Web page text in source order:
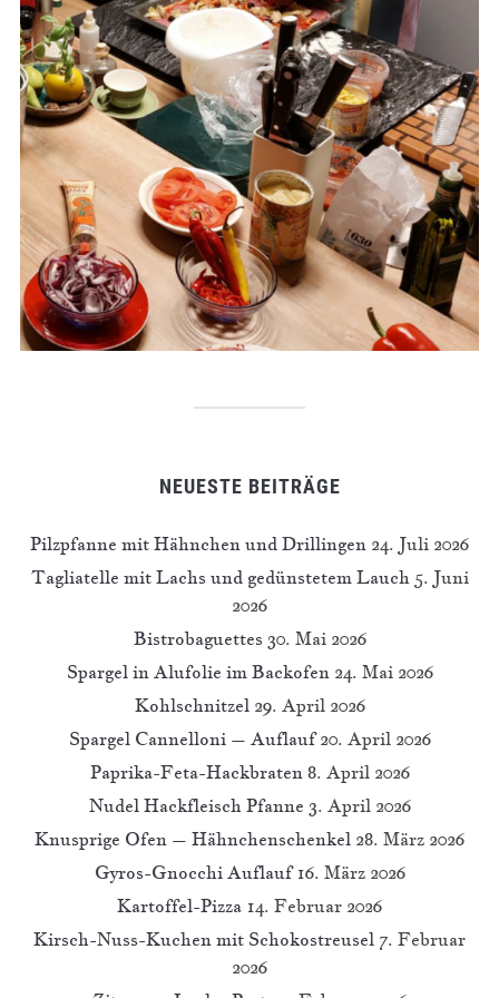
NEUESTE BEITRÄGE
Pilzpfanne mit Hähnchen und Drillingen 24. Juli 2026
Tagliatelle mit Lachs und gedünstetem Lauch 5. Juni
2026
Bistrobaguettes 30. Mai 2026
Spargel in Alufolie im Backofen 24. Mai 2026
Kohlschnitzel 29. April 2026
Spargel Cannelloni – Auflauf 20. April 2026
Paprika-Feta-Hackbraten 8. April 2026
Nudel Hackfleisch Pfanne 3. April 2026
Knusprige Ofen – Hähnchenschenkel 28. März 2026
Gyros-Gnocchi Auflauf 16. März 2026
Kartoffel-Pizza 14. Februar 2026
Kirsch-Nuss-Kuchen mit Schokostreusel 7. Februar
2026